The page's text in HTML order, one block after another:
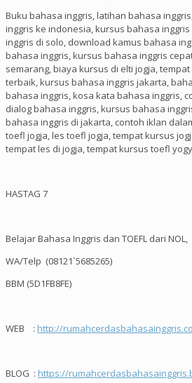
Buku bahasa inggris, latihan bahasa
inggris ke indonesia, kursus bahasa
inggris di solo, download kamus bahasa
bahasa inggris, kursus bahasa inggris
semarang, biaya kursus di elti jogja,
terbaik, kursus bahasa inggris jakarta,
bahasa inggris, kosa kata bahasa inggris,
dialog bahasa inggris, kursus bahasa
bahasa inggris di jakarta, contoh iklan
toefl jogja, les toefl jogja, tempat kursus
tempat les di jogja, tempat kursus toefl
HASTAG 7
Belajar Bahasa Inggris dan TOEFL dari
WA/Telp (08121`5685265)
BBM (5D1FB8FE)
WEB : http://
BLOG : https://